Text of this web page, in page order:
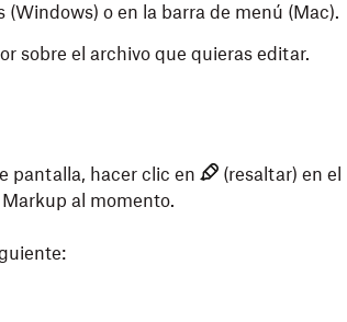
(Windows) o en la barra de menú (Mac).
sobre el archivo que quieras editar.
pantalla, hacer clic en
(resaltar) en el
al momento.